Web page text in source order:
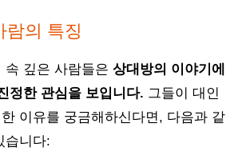
람의 특징
속 깊은 사람들은 상대방의 이야기에
정한 관심을 보입니다. 그들이 대인
이유를 궁금해하신다면, 다음과 같
습니다: